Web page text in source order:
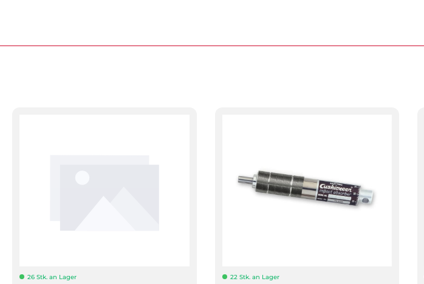
26 Stk. an Lager 22 Stk. an Lager